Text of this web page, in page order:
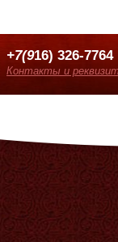
+7(916) 326-7764
Контакты и